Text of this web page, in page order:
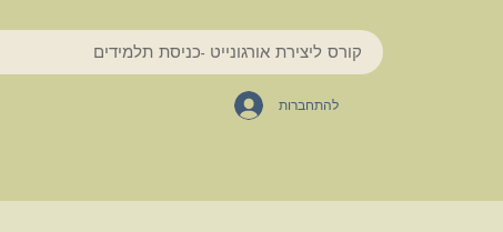
קורס ליצירת אורגונייט -כניסת תלמידים
להתחברות